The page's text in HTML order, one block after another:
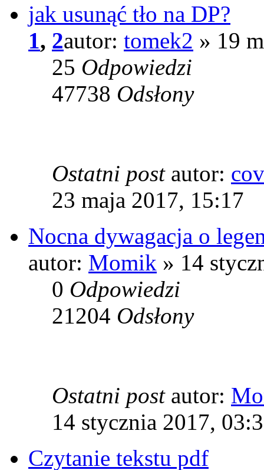
jak usunąć tło na DP?
1, 2autor: tomek2 » 19
25 Odpowiedzi
47738 Odsłony
Ostatni post autor:
23 maja 2017, 15:17
Nocna dywagacja o
autor: Momik » 14
0 Odpowiedzi
21204 Odsłony
Ostatni post autor:
14 stycznia 2017,
Czytanie tekstu pdf